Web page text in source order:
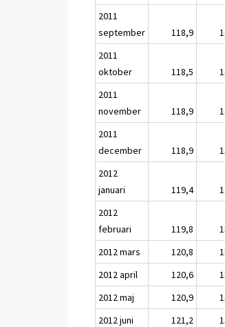
2011
september
118,9
2011
oktober
118,5
2011
november
118,9
2011
december
118,9
2012
januari
119,4
2012
februari
119,8
2012 mars
120,8
2012 april
120,6
2012 maj
120,9
2012 juni
121,2